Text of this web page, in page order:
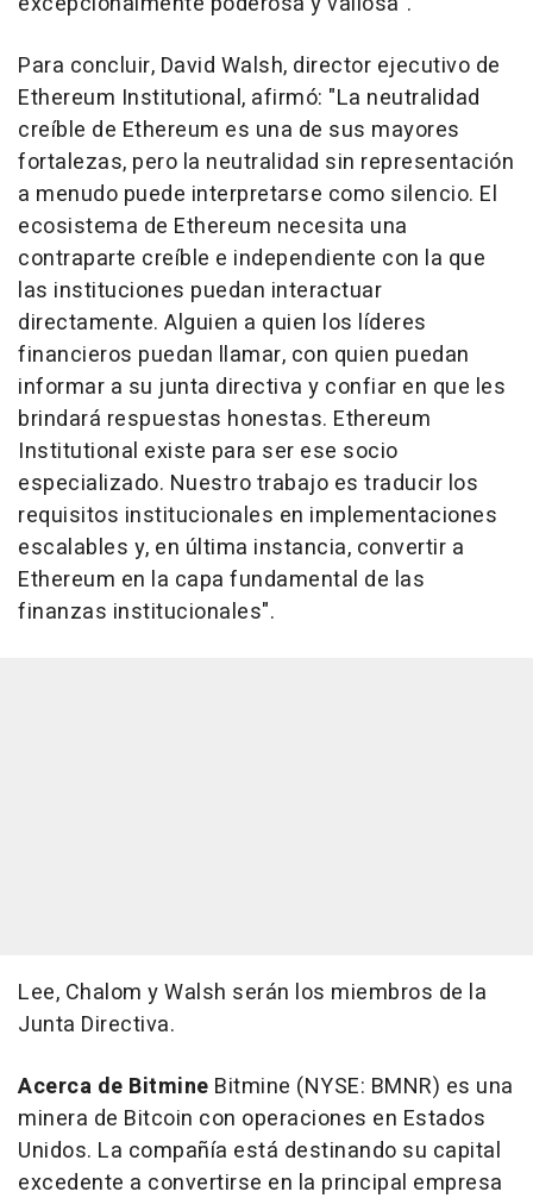
Para concluir, David Walsh, director ejecutivo de
Ethereum Institutional, afirmó: "La neutralidad
creíble de Ethereum es una de sus mayores
fortalezas, pero la neutralidad sin representación
a menudo puede interpretarse como silencio. El
ecosistema de Ethereum necesita una
contraparte creíble e independiente con la que
las instituciones puedan interactuar
directamente. Alguien a quien los líderes
financieros puedan llamar, con quien puedan
informar a su junta directiva y confiar en que les
brindará respuestas honestas. Ethereum
Institutional existe para ser ese socio
especializado. Nuestro trabajo es traducir los
requisitos institucionales en implementaciones
escalables y, en última instancia, convertir a
Ethereum en la capa fundamental de las
finanzas institucionales".
Lee, Chalom y Walsh serán los miembros de la
Junta Directiva.
Acerca de Bitmine Bitmine (NYSE: BMNR) es una
minera de Bitcoin con operaciones en Estados
Unidos. La compañía está destinando su capital
excedente a convertirse en la principal empresa